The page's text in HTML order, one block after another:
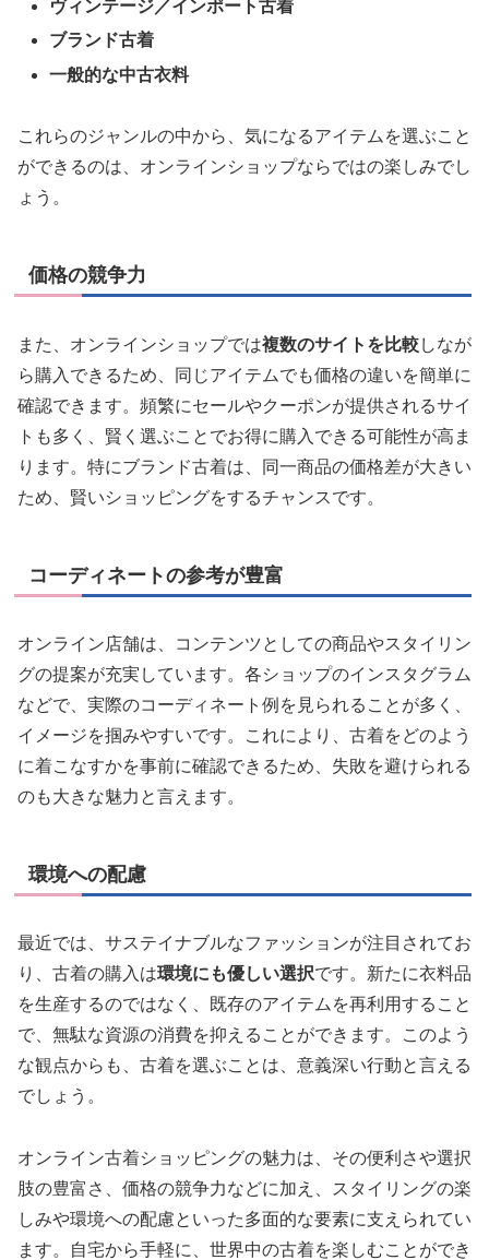
ヴィンテージ／インポート古着
ブランド古着
一般的な中古衣料
これらのジャンルの中から、気になるアイテムを選ぶこと
ができるのは、オンラインショップならではの楽しみでし
ょう。
価格の競争力
また、オンラインショップでは複数のサイトを比較しなが
ら購入できるため、同じアイテムでも価格の違いを簡単に
確認できます。頻繁にセールやクーポンが提供されるサイ
トも多く、賢く選ぶことでお得に購入できる可能性が高ま
ります。特にブランド古着は、同一商品の価格差が大きい
ため、賢いショッピングをするチャンスです。
コーディネートの参考が豊富
オンライン店舗は、コンテンツとしての商品やスタイリン
グの提案が充実しています。各ショップのインスタグラム
などで、実際のコーディネート例を見られることが多く、
イメージを掴みやすいです。これにより、古着をどのよう
に着こなすかを事前に確認できるため、失敗を避けられる
のも大きな魅力と言えます。
環境への配慮
最近では、サステイナブルなファッションが注目されてお
り、古着の購入は環境にも優しい選択です。新たに衣料品
を生産するのではなく、既存のアイテムを再利用すること
で、無駄な資源の消費を抑えることができます。このよう
な観点からも、古着を選ぶことは、意義深い行動と言える
でしょう。
オンライン古着ショッピングの魅力は、その便利さや選択
肢の豊富さ、価格の競争力などに加え、スタイリングの楽
しみや環境への配慮といった多面的な要素に支えられてい
ます。自宅から手軽に、世界中の古着を楽しむことができ